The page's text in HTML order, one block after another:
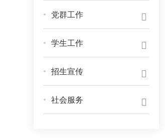
党群工作
学生工作
招生宣传
社会服务